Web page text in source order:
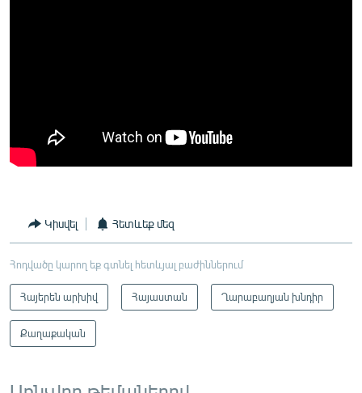
Կիսվել Հետևեք մեզ
Հոդվածը կարող եք գտնել հետևյալ բաժիններում
Հայերեն արխիվ Հայաստան Ղարաբաղյան խնդիր
Քաղաքական